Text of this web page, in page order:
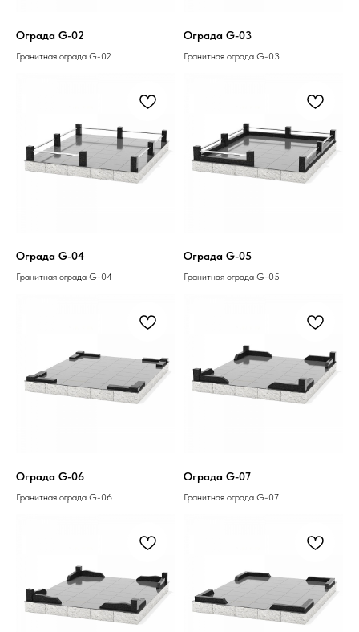
Ограда G-02
Гранитная ограда G-02
Ограда G-03
Гранитная ограда G-03
Ограда G-04
Гранитная ограда G-04
Ограда G-05
Гранитная ограда G-05
Ограда G-06
Гранитная ограда G-06
Ограда G-07
Гранитная ограда G-07